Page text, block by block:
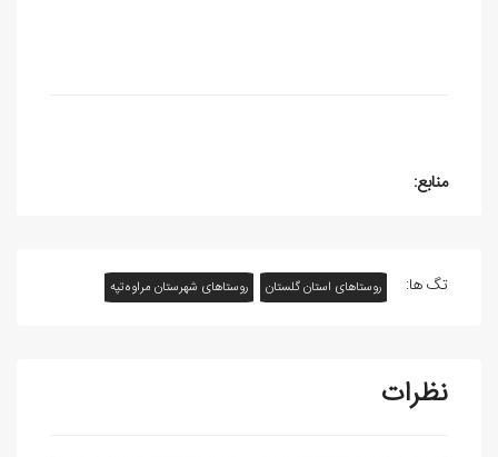
منابع:
تگ ها: روستاهای استان گلستان روستاهای شهرستان مراوه‌تپه
نظرات